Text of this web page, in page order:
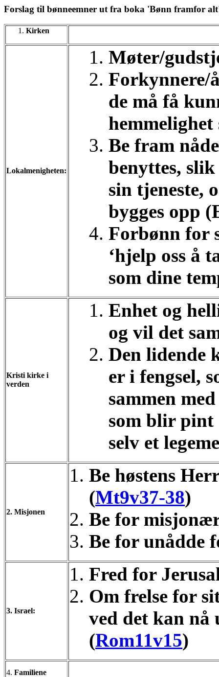
Forslag til bønneemner ut fra boka 'Bønn framfor
Kirken
Lokalmenigheten:
Møter/
Forkynnere/
de må få
Be fram
benyttes,
sin tjeneste,
bygges opp
Forbønn for
‘hjelp oss å
som dine
Kristi kirke i
verden
Enhet og
og vil det
Den lidende
er i fengsel,
sammen
som blir pint
selv et
2. Misjonen
Be høstens
(Mt9v37-38)
Be for
Be for unådde
3. Israel:
Fred for
Om frelse for
ved det kan nå
(Rom11v15)
4. Familiene